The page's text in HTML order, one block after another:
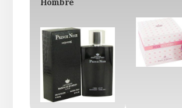
Hombre